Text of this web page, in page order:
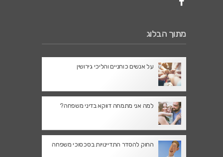
מתוך הבלוג
על אנשים כוחניים והליכי גירושין
למה אני מתמחה דווקא בדיני משפחה?
החוק להסדר התדיינויות בסכסוכי משפחה